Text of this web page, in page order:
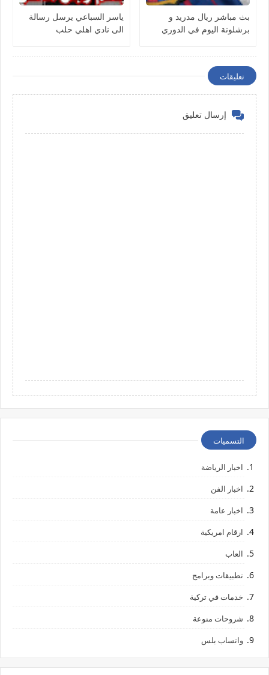
بث مباشر ريال مدريد و
برشلونة اليوم في الدوري
ياسر السباعي يرسل رسالة
الى نادي اهلي حلب
تعليقات
إرسال تعليق
التسميات
اخبار الرياضة
اخبار الفن
اخبار عامة
ارقام امريكية
العاب
تطبيقات وبرامج
خدمات في تركية
شروحات منوعة
واتساب بلس